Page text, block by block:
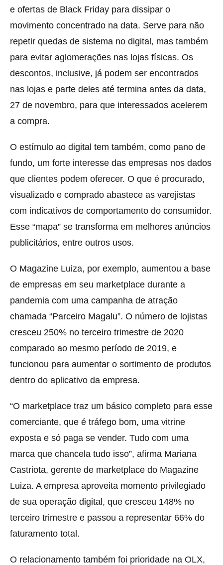
e ofertas de Black Friday para dissipar o
movimento concentrado na data. Serve para não
repetir quedas de sistema no digital, mas também
para evitar aglomerações nas lojas físicas. Os
descontos, inclusive, já podem ser encontrados
nas lojas e parte deles até termina antes da data,
27 de novembro, para que interessados acelerem
a compra.
O estímulo ao digital tem também, como pano de
fundo, um forte interesse das empresas nos dados
que clientes podem oferecer. O que é procurado,
visualizado e comprado abastece as varejistas
com indicativos de comportamento do consumidor.
Esse “mapa” se transforma em melhores anúncios
publicitários, entre outros usos.
O Magazine Luiza, por exemplo, aumentou a base
de empresas em seu marketplace durante a
pandemia com uma campanha de atração
chamada “Parceiro Magalu”. O número de lojistas
cresceu 250% no terceiro trimestre de 2020
comparado ao mesmo período de 2019, e
funcionou para aumentar o sortimento de produtos
dentro do aplicativo da empresa.
“O marketplace traz um básico completo para esse
comerciante, que é tráfego bom, uma vitrine
exposta e só paga se vender. Tudo com uma
marca que chancela tudo isso”, afirma Mariana
Castriota, gerente de marketplace do Magazine
Luiza. A empresa aproveita momento privilegiado
de sua operação digital, que cresceu 148% no
terceiro trimestre e passou a representar 66% do
faturamento total.
O relacionamento também foi prioridade na OLX,